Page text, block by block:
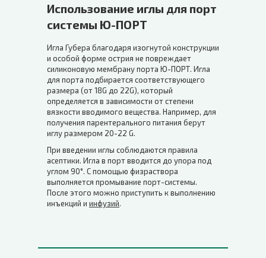
Использование иглы для порт
системы Ю-ПОРТ
Игла Губера благодаря изогнутой конструкции
и особой форме острия не повреждает
силиконовую мембрану порта Ю-ПОРТ. Игла
для порта подбирается соответствующего
размера (от 18G до 22G), который
определяется в зависимости от степени
вязкости вводимого вещества. Например, для
получения парентерального питания берут
иглу размером 20-22 G.
При введении иглы соблюдаются правила
асептики. Игла в порт вводится до упора под
углом 90°. С помощью физраствора
выполняется промывание порт-системы.
После этого можно приступить к выполнению
инъекций и инфузий.